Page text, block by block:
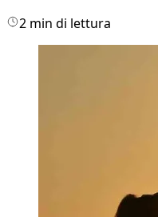
2 min di lettura